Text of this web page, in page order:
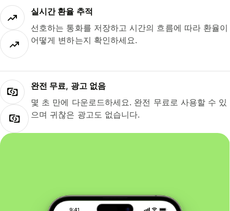
실시간 환율 추적
선호하는 통화를 저장하고 시간의 흐름에 따라 환율이
어떻게 변하는지 확인하세요.
완전 무료, 광고 없음
몇 초 만에 다운로드하세요. 완전 무료로 사용할 수 있
으며 귀찮은 광고도 없습니다.